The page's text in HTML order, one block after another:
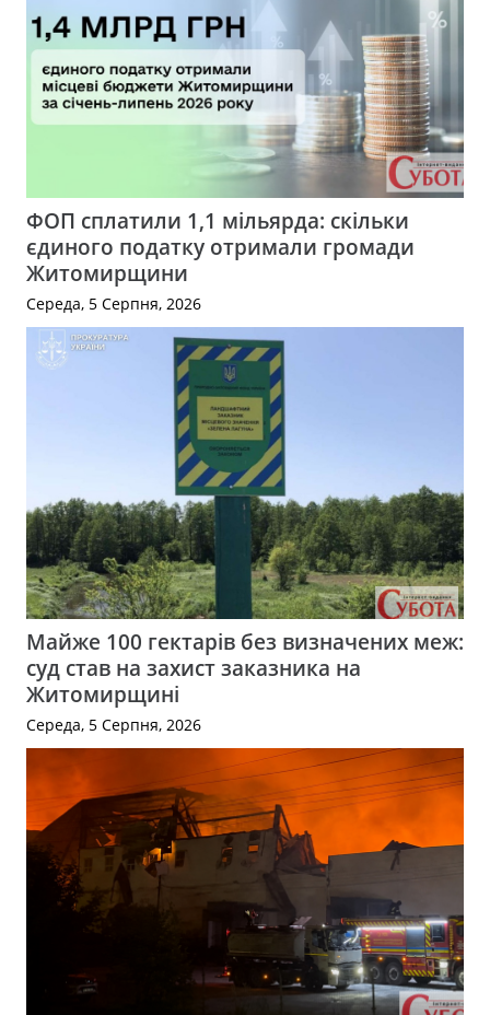
ФОП сплатили 1,1 мільярда: скільки
єдиного податку отримали громади
Житомирщини
Середа, 5 Серпня, 2026
Майже 100 гектарів без визначених меж:
суд став на захист заказника на
Житомирщині
Середа, 5 Серпня, 2026